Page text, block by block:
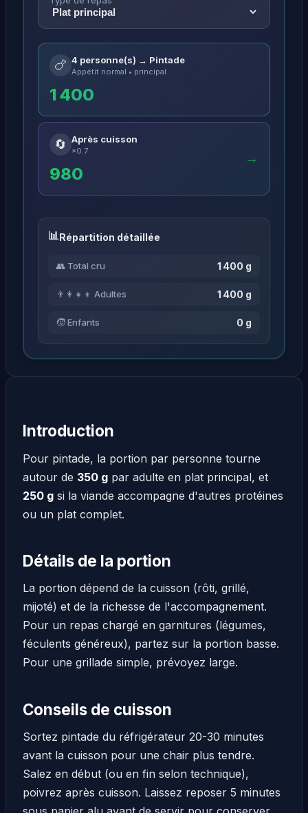
🍗 4 personne(s) → Pintade
Appétit normal • principal
1 400
🔄 Après cuisson
×0.7
980
→
Répartition détaillée
👥 Total cru 1 400 g
👨‍👩‍👧‍👦 Adultes 1 400 g
🧒 Enfants 0 g
Introduction
Pour pintade, la portion par personne tourne
autour de 350 g par adulte en plat principal, et
250 g si la viande accompagne d'autres protéines
ou un plat complet.
Détails de la portion
La portion dépend de la cuisson (rôti, grillé,
mijoté) et de la richesse de l'accompagnement.
Pour un repas chargé en garnitures (légumes,
féculents généreux), partez sur la portion basse.
Pour une grillade simple, prévoyez large.
Conseils de cuisson
Sortez pintade du réfrigérateur 20-30 minutes
avant la cuisson pour une chair plus tendre.
Salez en début (ou en fin selon technique),
poivrez après cuisson. Laissez reposer 5 minutes